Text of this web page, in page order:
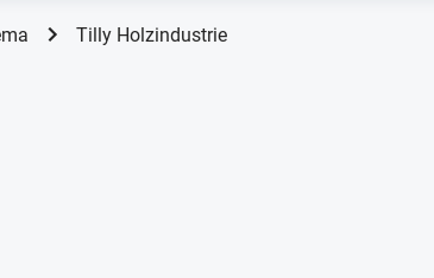
Tilly Holzindustrie